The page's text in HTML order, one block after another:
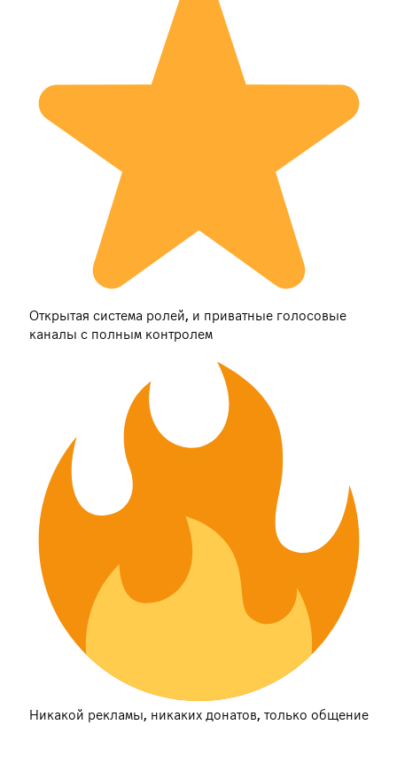
Открытая система ролей, и приватные голосовые
каналы с полным контролем
Никакой рекламы, никаких донатов, только общение